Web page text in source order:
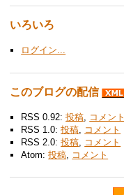
いろいろ
ログイン...
このブログの配信
RSS 0.92:投稿
コメント
RSS 1.0:投稿
コメント
RSS 2.0:投稿
コメント
Atom:投稿 コメント